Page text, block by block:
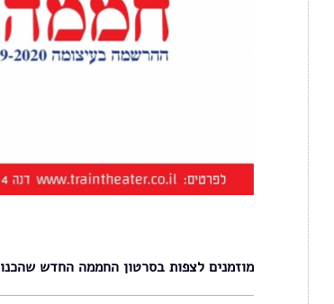
מוזמנים לצפות בסרטון החממה החדש שהכנו